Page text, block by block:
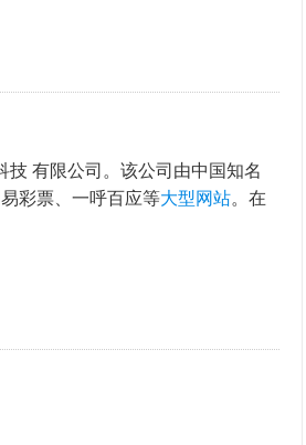
技 有限公司。该公司由中国知名
彩票、一呼百应等大型网站。在